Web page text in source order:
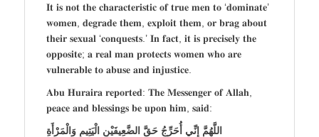
𝐈𝐭 𝐢𝐬 𝐧𝐨𝐭 𝐭𝐡𝐞 𝐜𝐡𝐚𝐫𝐚𝐜𝐭𝐞𝐫𝐢𝐬𝐭𝐢𝐜 𝐨𝐟 𝐭𝐫𝐮𝐞 𝐦𝐞𝐧 𝐭𝐨 ‘𝐝𝐨𝐦𝐢𝐧𝐚𝐭𝐞’
𝐰𝐨𝐦𝐞𝐧, 𝐝𝐞𝐠𝐫𝐚𝐝𝐞 𝐭𝐡𝐞𝐦, 𝐞𝐱𝐩𝐥𝐨𝐢𝐭 𝐭𝐡𝐞𝐦, 𝐨𝐫 𝐛𝐫𝐚𝐠 𝐚𝐛𝐨𝐮𝐭
𝐭𝐡𝐞𝐢𝐫 𝐬𝐞𝐱𝐮𝐚𝐥 ‘𝐜𝐨𝐧𝐪𝐮𝐞𝐬𝐭𝐬.’ 𝐈𝐧 𝐟𝐚𝐜𝐭, 𝐢𝐭 𝐢𝐬 𝐩𝐫𝐞𝐜𝐢𝐬𝐞𝐥𝐲 𝐭𝐡𝐞
𝐨𝐩𝐩𝐨𝐬𝐢𝐭𝐞; 𝐚 𝐫𝐞𝐚𝐥 𝐦𝐚𝐧 𝐩𝐫𝐨𝐭𝐞𝐜𝐭𝐬 𝐰𝐨𝐦𝐞𝐧 𝐰𝐡𝐨 𝐚𝐫𝐞
𝐯𝐮𝐥𝐧𝐞𝐫𝐚𝐛𝐥𝐞 𝐭𝐨 𝐚𝐛𝐮𝐬𝐞 𝐚𝐧𝐝 𝐢𝐧𝐣𝐮𝐬𝐭𝐢𝐜𝐞.
𝐀𝐛𝐮 𝐇𝐮𝐫𝐚𝐢𝐫𝐚 𝐫𝐞𝐩𝐨𝐫𝐭𝐞𝐝: 𝐓𝐡𝐞 𝐌𝐞𝐬𝐬𝐞𝐧𝐠𝐞𝐫 𝐨𝐟 𝐀𝐥𝐥𝐚𝐡,
𝐩𝐞𝐚𝐜𝐞 𝐚𝐧𝐝 𝐛𝐥𝐞𝐬𝐬𝐢𝐧𝐠𝐬 𝐛𝐞 𝐮𝐩𝐨𝐧 𝐡𝐢𝐦, 𝐬𝐚𝐢𝐝:
اللَّهُمَّ إِنِّي أُحَرِّجُ حَقَّ الضَّعِيفَيْنِ الْيَتِيمِ وَالْمَرْأَةِ